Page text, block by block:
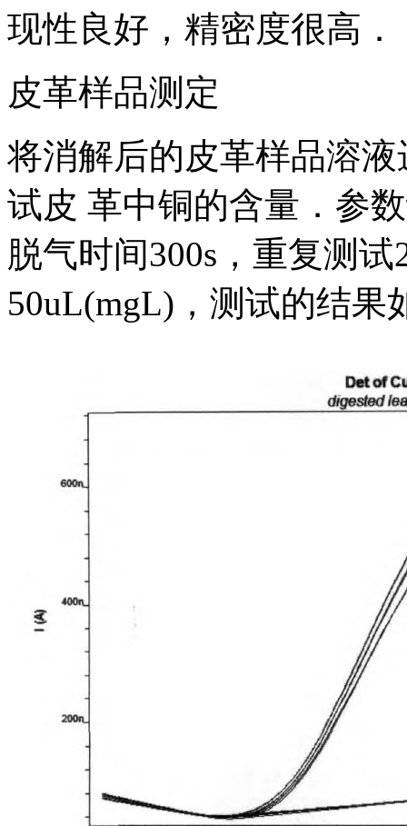
现性良好，精密度很高．
皮革样品测定
将消解后的皮革样品溶
试皮 革中铜的含量．参
脱气时间300s，重复测
50uL(mgL)，测试的结果